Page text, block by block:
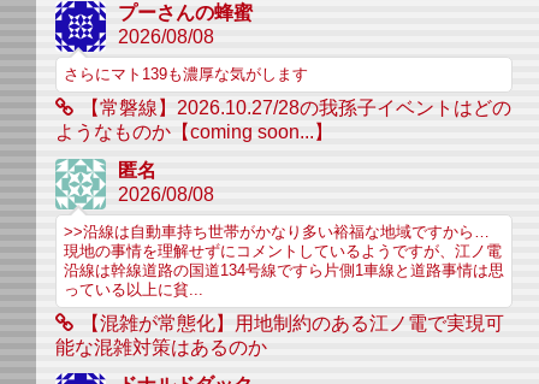
プーさんの蜂蜜
2026/08/08
さらにマト139も濃厚な気がします
【常磐線】2026.10.27/28の我孫子イベントはどの
ようなものか【coming soon...】
匿名
2026/08/08
>>沿線は自動車持ち世帯がかなり多い裕福な地域ですから…
現地の事情を理解せずにコメントしているようですが、江ノ電
沿線は幹線道路の国道134号線ですら片側1車線と道路事情は思
っている以上に貧...
【混雑が常態化】用地制約のある江ノ電で実現可
能な混雑対策はあるのか